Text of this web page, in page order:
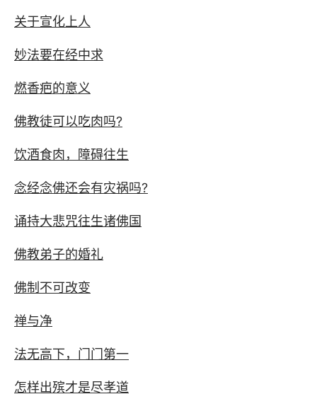
关于宣化上人
妙法要在经中求
燃香疤的意义
佛教徒可以吃肉吗?
饮酒食肉，障碍往生
念经念佛还会有灾祸吗?
诵持大悲咒往生诸佛国
佛教弟子的婚礼
佛制不可改变
禅与净
法无高下，门门第一
怎样出殡才是尽孝道